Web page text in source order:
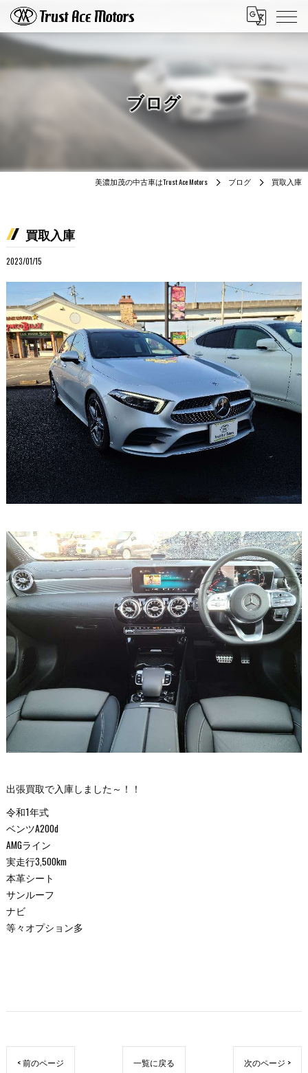
ブログ
美濃加茂の中古車はTrust Ace Motors ブログ 買取入庫
買取入庫
2023/01/15
出張買取で入庫しました～！！
令和1年式
ベンツA200d
AMGライン
実走行3,500km
本革シート
サンルーフ
ナビ
等々オプション多
< 前のページ 一覧に戻る 次のページ >